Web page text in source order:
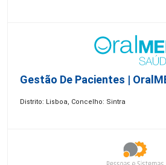
Gestão De Pacientes |
Distrito: Lisboa, Concelho: Sintra